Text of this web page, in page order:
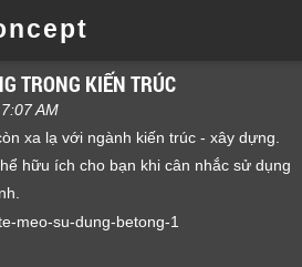
TRONG KIẾN TRÚC
AM
xa lạ với ngành kiến trúc - xây dựng.
hữu ích cho bạn khi cân nhắc sử dụng